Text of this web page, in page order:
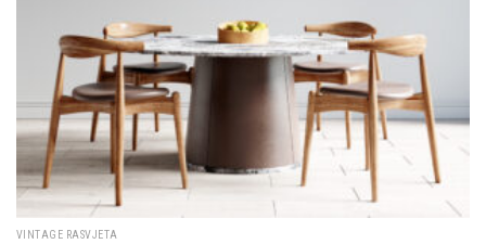
VINTAGE RASVJETA